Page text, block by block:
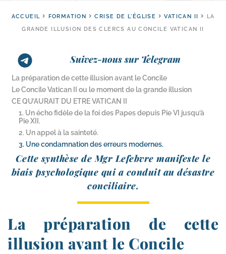
ACCUEIL FORMATION CRISE DE L'ÉGLISE VATICAN II
LA
GRANDE ILLUSION DES CLERCS AU CONCILE VATICAN II
Suivez-nous sur Telegram
La préparation de cette illusion avant le Concile
Le Concile Vatican II ou le moment de la grande illusion
CE QU’AURAIT DU ETRE VATICAN II
1. Un écho fidèle de la foi des Papes depuis Pie VI jusqu’à
Pie XII.
2. Un appel à la sainteté.
3. Une condamnation des erreurs modernes.
Cette syn­thèse de Mgr Lefebvre mani­feste le
biais psy­cho­lo­gique qui a conduit au désastre
conciliaire.
La préparation de cette
illusion avant le Concile